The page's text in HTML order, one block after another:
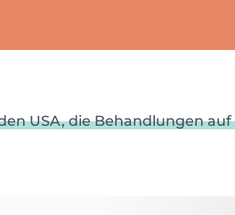
USA, die Behandlungen